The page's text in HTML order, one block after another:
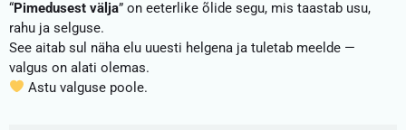
“Pimedusest välja” on eeterlike õlide segu, mis taastab usu,
rahu ja selguse.
See aitab sul näha elu uuesti helgena ja tuletab meelde —
valgus on alati olemas.
Astu valguse poole.